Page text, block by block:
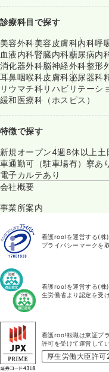
診療科目で探す
美容外科美容皮膚科内科呼
血液内科腎臓内科糖尿病内
消化器外科脳神経外科整形
耳鼻咽喉科皮膚科泌尿器科
リウマチ科リハビリテーシ
緩和医療科（ホスピス）
特徴で探す
新規オープン4週8休以上 土
車通勤可（駐車場有） 寮あ
電子カルテあり
会社概要
事業所案内
看護roo!を運営する(株
プライバシーマークを
看護roo!を運営する(株
生労働省より認定を受
看護roo!転職は東証プ
許可を受けて運営してい
厚生労働大臣許